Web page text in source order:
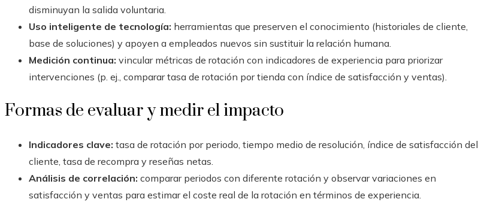
disminuyan la salida voluntaria.
Uso inteligente de tecnología: herramientas que preserven el conocimiento (historiales de cliente,
base de soluciones) y apoyen a empleados nuevos sin sustituir la relación humana.
Medición continua: vincular métricas de rotación con indicadores de experiencia para priorizar
intervenciones (p. ej., comparar tasa de rotación por tienda con índice de satisfacción y ventas).
Formas de evaluar y medir el impacto
Indicadores clave: tasa de rotación por periodo, tiempo medio de resolución, índice de satisfacción del
cliente, tasa de recompra y reseñas netas.
Análisis de correlación: comparar periodos con diferente rotación y observar variaciones en
satisfacción y ventas para estimar el coste real de la rotación en términos de experiencia.